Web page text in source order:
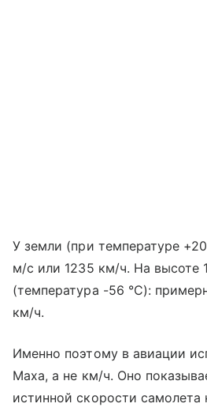
У земли (при температуре
м/с или 1235 км/ч. На высоте
(температура -56 °C):
км/ч.
Именно поэтому в авиации
Маха, а не км/ч. Оно
истинной скорости самолета